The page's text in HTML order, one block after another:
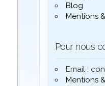
Blog
Mentions
Pour nous
Email :
Mentions